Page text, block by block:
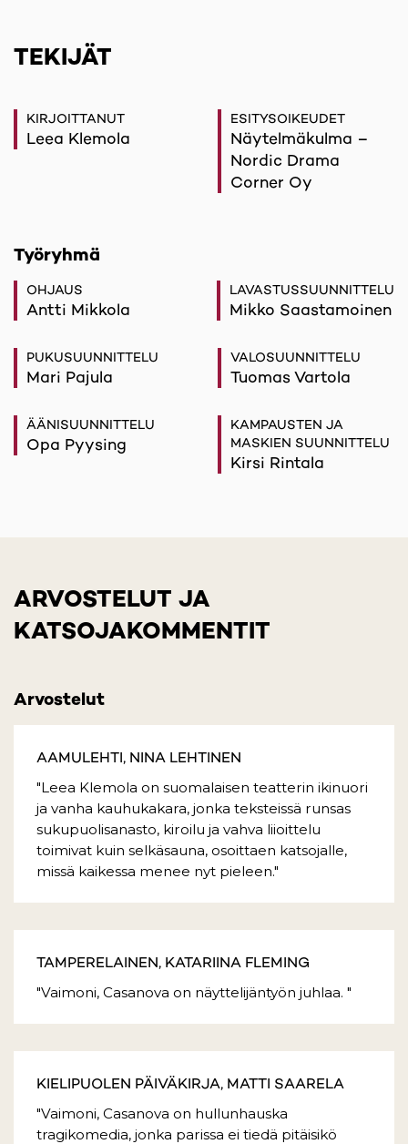
TEKIJÄT
KIRJOITTANUT
Leea Klemola
ESITYSOIKEUDET
Näytelmäkulma –
Nordic Drama
Corner Oy
Työryhmä
OHJAUS
Antti Mikkola
LAVASTUSSUUNNITTELU
Mikko Saastamoinen
PUKUSUUNNITTELU
Mari Pajula
VALOSUUNNITTELU
Tuomas Vartola
ÄÄNISUUNNITTELU
Opa Pyysing
KAMPAUSTEN JA
MASKIEN SUUNNITTELU
Kirsi Rintala
ARVOSTELUT JA
KATSOJAKOMMENTIT
Arvostelut
AAMULEHTI, NINA LEHTINEN
"Leea Klemola on suomalaisen teatterin ikinuori
ja vanha kauhukakara, jonka teksteissä runsas
sukupuolisanasto, kiroilu ja vahva liioittelu
toimivat kuin selkäsauna, osoittaen katsojalle,
missä kaikessa menee nyt pieleen."
TAMPERELAINEN, KATARIINA FLEMING
"Vaimoni, Casanova on näyttelijäntyön juhlaa. "
KIELIPUOLEN PÄIVÄKIRJA, MATTI SAARELA
"Vaimoni, Casanova on hullunhauska
tragikomedia, jonka parissa ei tiedä pitäisikö